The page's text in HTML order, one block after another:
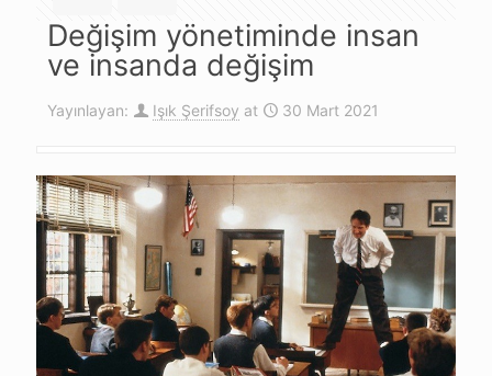
Değişim yönetiminde insan
ve insanda değişim
Yayınlayan: Işık Şerifsoy at 30 Mart 2021